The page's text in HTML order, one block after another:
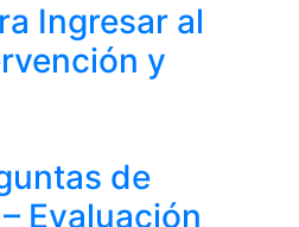
Ingresar al
y
de
Evaluación